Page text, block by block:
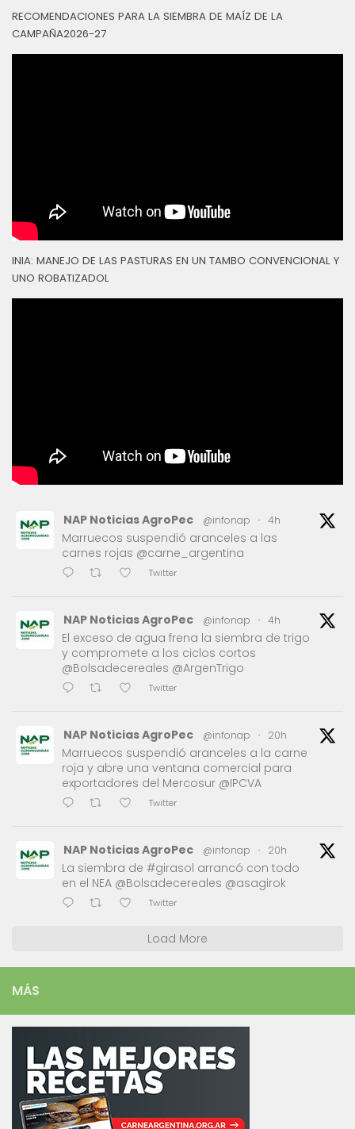
RECOMENDACIONES PARA LA SIEMBRA DE MAÍZ DE LA
CAMPAÑA2026-27
INIA: MANEJO DE LAS PASTURAS EN UN TAMBO CONVENCIONAL Y
UNO ROBATIZADOL
NAP Noticias AgroPec @infonap · 4h
Marruecos suspendió aranceles a las
carnes rojas @carne_argentina
Twitter
NAP Noticias AgroPec @infonap · 4h
El exceso de agua frena la siembra de trigo
y compromete a los ciclos cortos
@Bolsadecereales @ArgenTrigo
Twitter
NAP Noticias AgroPec @infonap · 20h
Marruecos suspendió aranceles a la carne
roja y abre una ventana comercial para
exportadores del Mercosur @IPCVA
Twitter
NAP Noticias AgroPec @infonap · 20h
La siembra de #girasol arrancó con todo
en el NEA @Bolsadecereales @asagirok
Twitter
Load More
MÁS